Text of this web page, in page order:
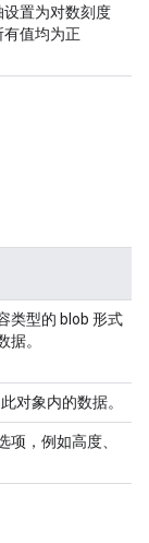
设置为对数刻度
有值均为正
类型的 blob 形式
据。
对象内的数据。
项，例如高度、